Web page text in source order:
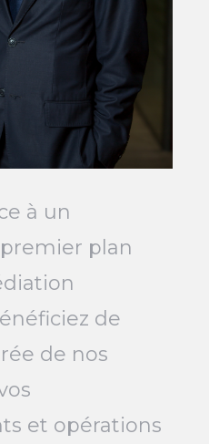
à un
plan
de
de nos
et opérations